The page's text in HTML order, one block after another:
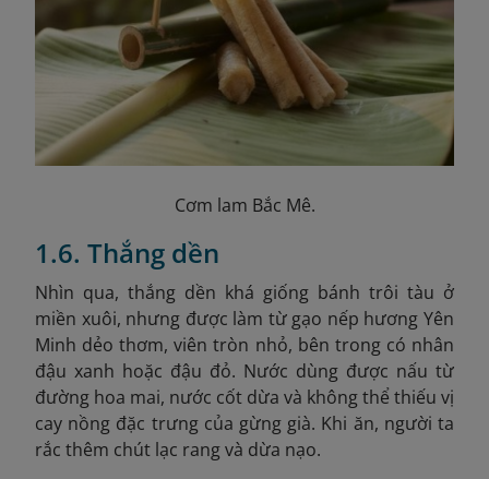
Cơm lam Bắc Mê.
1.6. Thắng dền
Nhìn qua, thắng dền khá giống bánh trôi tàu ở
miền xuôi, nhưng được làm từ gạo nếp hương Yên
Minh dẻo thơm, viên tròn nhỏ, bên trong có nhân
đậu xanh hoặc đậu đỏ. Nước dùng được nấu từ
đường hoa mai, nước cốt dừa và không thể thiếu vị
cay nồng đặc trưng của gừng già. Khi ăn, người ta
rắc thêm chút lạc rang và dừa nạo.